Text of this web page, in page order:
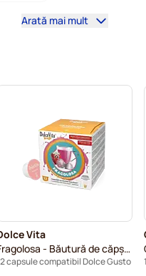
Gusto
Dolce Gusto Caffè
Dolce Gusto Capsule
Gusto Pentru Dolce
Dolce Gusto
Dolce Gusto
Arată mai mult
Vita
Fragolosa - Băutură de căpșuni
capsule compatibil Dolce Gusto